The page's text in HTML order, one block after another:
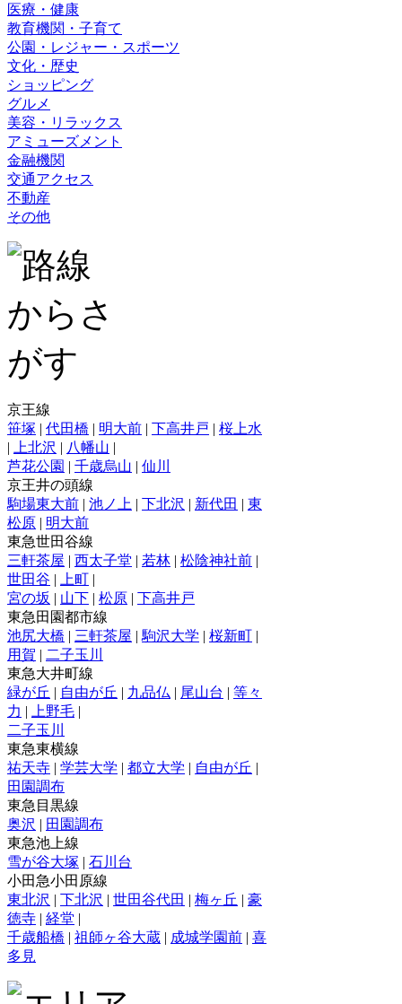
医療・健康
教育機関・子育て
公園・レジャー・スポーツ
文化・歴史
ショッピング
グルメ
美容・リラックス
アミューズメント
金融機関
交通アクセス
不動産
その他
京王線
笹塚 | 代田橋 | 明大前 | 下高井戸 | 桜上水
|
上北沢 | 八幡山 |
芦花公園 | 千歳烏山 | 仙川
京王井の頭線
駒場東大前 | 池ノ上 | 下北沢 | 新代田 | 東
松原 | 明大前
東急世田谷線
三軒茶屋 | 西太子堂 | 若林 | 松陰神社前 |
世田谷 | 上町 |
宮の坂 | 山下 | 松原 | 下高井戸
東急田園都市線
池尻大橋 | 三軒茶屋 | 駒沢大学 | 桜新町 |
用賀 | 二子玉川
東急大井町線
緑が丘 | 自由が丘 | 九品仏 | 尾山台 | 等々
力 | 上野毛 |
二子玉川
東急東横線
祐天寺 | 学芸大学 | 都立大学 | 自由が丘 |
田園調布
東急目黒線
奥沢 | 田園調布
東急池上線
雪が谷大塚 | 石川台
小田急小田原線
東北沢 | 下北沢 | 世田谷代田 | 梅ヶ丘 | 豪
徳寺 | 経堂 |
千歳船橋 | 祖師ヶ谷大蔵 | 成城学園前 | 喜
多見